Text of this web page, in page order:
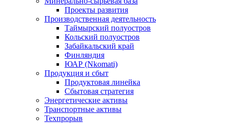
Проекты развития
Производственная деятельность
Таймырский полуостров
Кольский полуостров
Забайкальский край
Финляндия
ЮАР (Nkomati)
Продукция и сбыт
Продуктовая линейка
Сбытовая стратегия
Энергетические активы
Транспортные активы
Техпрорыв